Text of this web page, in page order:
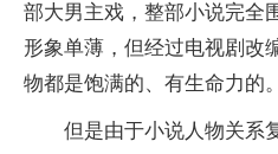
部大男主戏，整部小说完全
形象单薄，但经过电视剧改
物都是饱满的、有生命力的。
但是由于小说人物关系